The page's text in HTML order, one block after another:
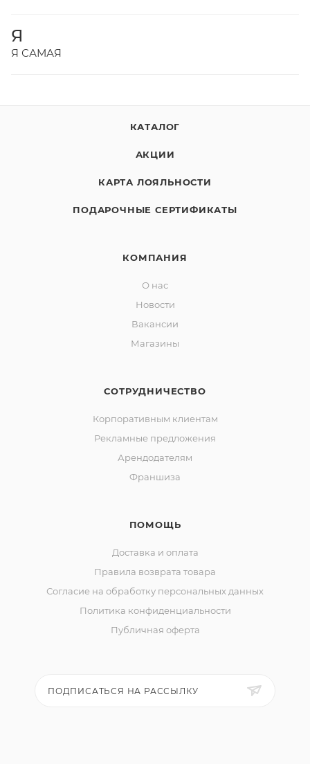
Я
Я САМАЯ
КАТАЛОГ
АКЦИИ
КАРТА ЛОЯЛЬНОСТИ
ПОДАРОЧНЫЕ СЕРТИФИКАТЫ
КОМПАНИЯ
О нас
Новости
Вакансии
Магазины
СОТРУДНИЧЕСТВО
Корпоративным клиентам
Рекламные предложения
Арендодателям
Франшиза
ПОМОЩЬ
Доставка и оплата
Правила возврата товара
Согласие на обработку персональных данных
Политика конфиденциальности
Публичная оферта
ПОДПИСАТЬСЯ НА РАССЫЛКУ